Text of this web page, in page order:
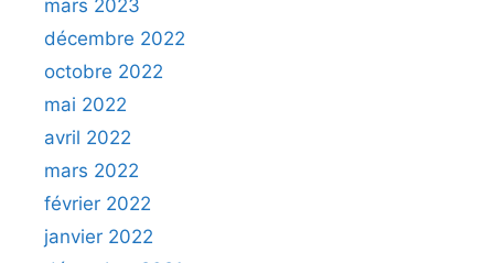
mars 2023
décembre 2022
octobre 2022
mai 2022
avril 2022
mars 2022
février 2022
janvier 2022